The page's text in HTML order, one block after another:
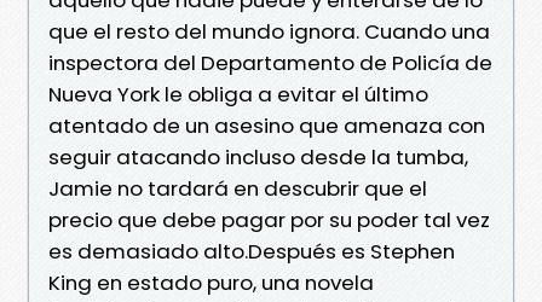
que el resto del mundo ignora. Cuando una
inspectora del Departamento de Policía de
Nueva York le obliga a evitar el último
atentado de un asesino que amenaza con
seguir atacando incluso desde la tumba,
Jamie no tardará en descubrir que el
precio que debe pagar por su poder tal vez
es demasiado alto.Después es Stephen
King en estado puro, una novela